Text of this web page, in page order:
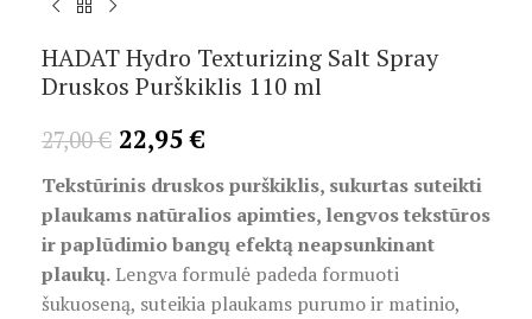
HADAT Hydro Texturizing Salt Spray
Druskos Purškiklis 110 ml
27,00€ 22,95€
Tekstūrinis druskos purškiklis, sukurtas suteikti
plaukams natūralios apimties, lengvos tekstūros
ir paplūdimio bangų efektą neapsunkinant
plaukų. Lengva formulė padeda formuoti
šukuoseną, suteikia plaukams purumo ir matinio,